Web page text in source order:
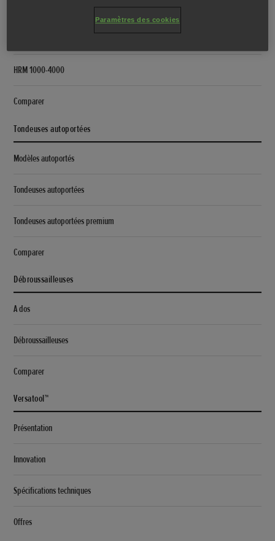
HRM 1000-4000
Comparer
Tondeuses autoportées
Modèles autoportés
Tondeuses autoportées
Tondeuses autoportées premium
Comparer
Débroussailleuses
A dos
Débroussailleuses
Comparer
Versatool™
Présentation
Innovation
Spécifications techniques
Offres
Paramètres des cookies